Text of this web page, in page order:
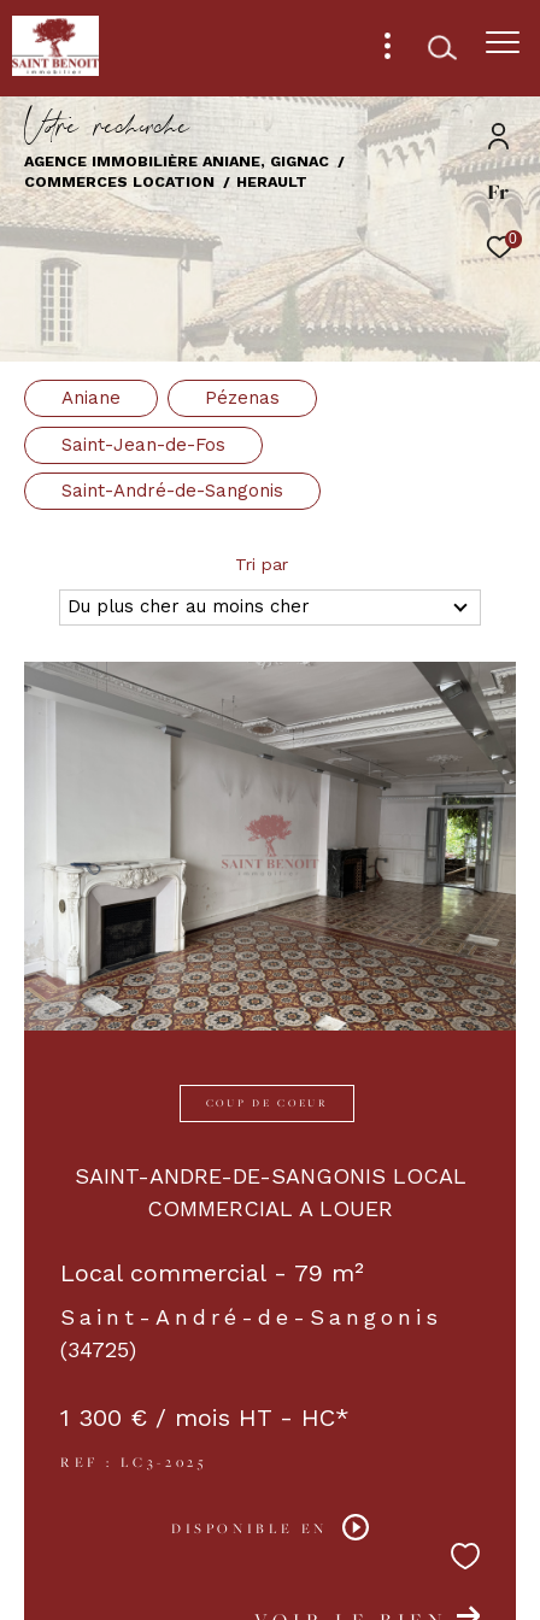
Fr
0
Vore recece
AGENCE IMMOBILIÈRE ANIANE, GIGNAC
COMMERCES LOCATION
HERAULT
Aniane Pézenas
Saint-Jean-de-Fos
Saint-André-de-Sangonis
Tri par
Du plus cher au moins cher
COUP DE COEUR
SAINT-ANDRE-DE-SANGONIS LOCAL
COMMERCIAL A LOUER
Local commercial - 79 m²
Saint-André-de-Sangonis
(34725)
1 300 € / mois HT - HC*
REF : LC3-2025
DISPONIBLE EN
Effectuer une recherche
et trouver le bien qui correspond à vos
critères
Type
d'offre
Location immobilier professionnel
Type
de
bien
Type de bien
Ville
Budget
Budget
Surface
Surface
AFFINER LES CRITÈRES
TERRASSE PARKING PISCINE